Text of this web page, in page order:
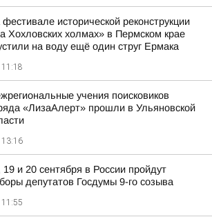
исторической реконструкции
Хохловских холмах» в Пермском крае
на воду ещё один струг Ермака
11:18
учения поисковиков
«ЛизаАлерт» прошли в Ульяновской
13:16
19 и 20 сентября в России пройдут
депутатов Госдумы 9-го созыва
11:55